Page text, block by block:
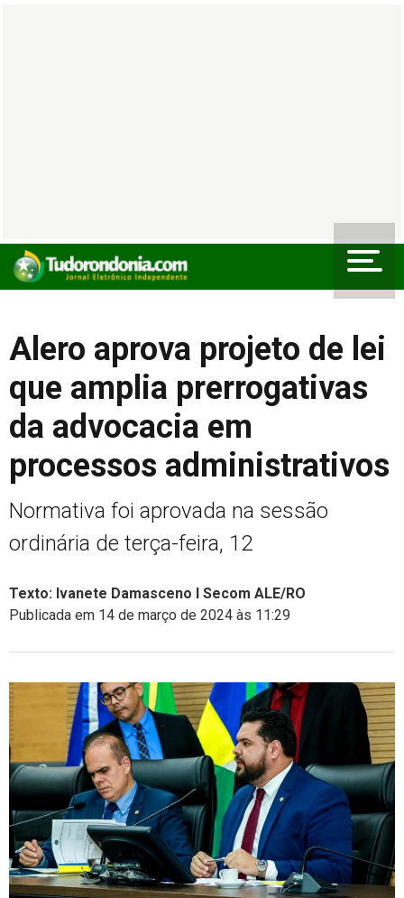
Alero aprova projeto de lei
que amplia prerrogativas
da advocacia em
processos administrativos
Normativa foi aprovada na sessão
ordinária de terça-feira, 12
Texto: Ivanete Damasceno I Secom ALE/RO
Publicada em 14 de março de 2024 às 11:29